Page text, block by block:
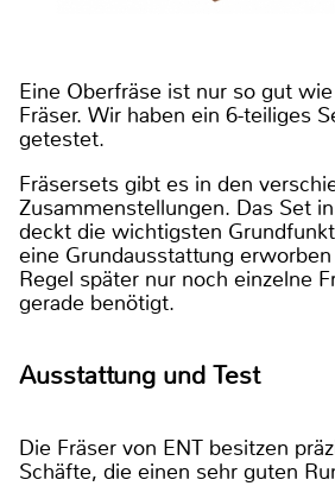
Eine Oberfräse ist nur so gut
Fräser. Wir haben ein 6-teiliges
getestet.
Fräsersets gibt es in den
Zusammenstellungen. Das Set
deckt die wichtigsten
eine Grundausstattung
Regel später nur noch einzelne
gerade benötigt.
Ausstattung und Test
Die Fräser von ENT besitzen
Schäfte, die einen sehr guten